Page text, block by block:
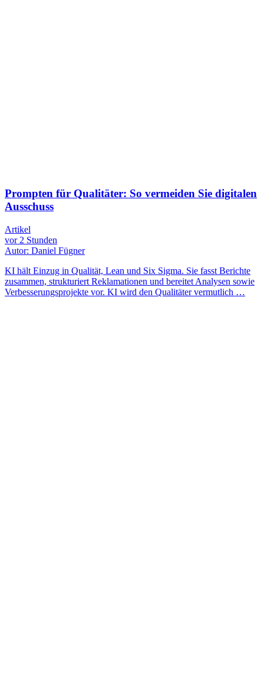
Prompten für Qualitäter: So vermeiden Sie digitalen
Ausschuss
Artikel
vor 2 Stunden
Autor: Daniel Fügner
KI hält Einzug in Qualität, Lean und Six Sigma. Sie fasst Berichte
zusammen, strukturiert Reklamationen und bereitet Analysen sowie
Verbesserungsprojekte vor. KI wird den Qualitäter vermutlich …